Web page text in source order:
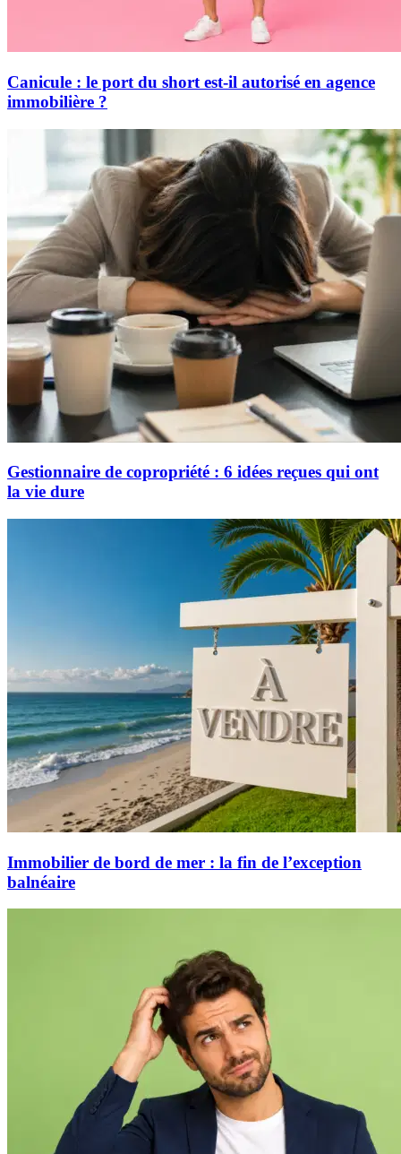
Canicule : le port du short est-il autorisé en agence
immobilière ?
Gestionnaire de copropriété : 6 idées reçues qui ont
la vie dure
Immobilier de bord de mer : la fin de l’exception
balnéaire